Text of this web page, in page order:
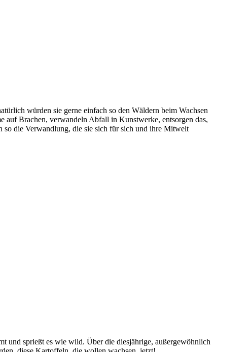
würden sie gerne einfach so den Wäldern beim Wachsen
auf Brachen, verwandeln Abfall in Kunstwerke, entsorgen das,
so die Verwandlung, die sie sich für sich und ihre Mitwelt
und sprießt es wie wild. Über die diesjährige, außergewöhnlich